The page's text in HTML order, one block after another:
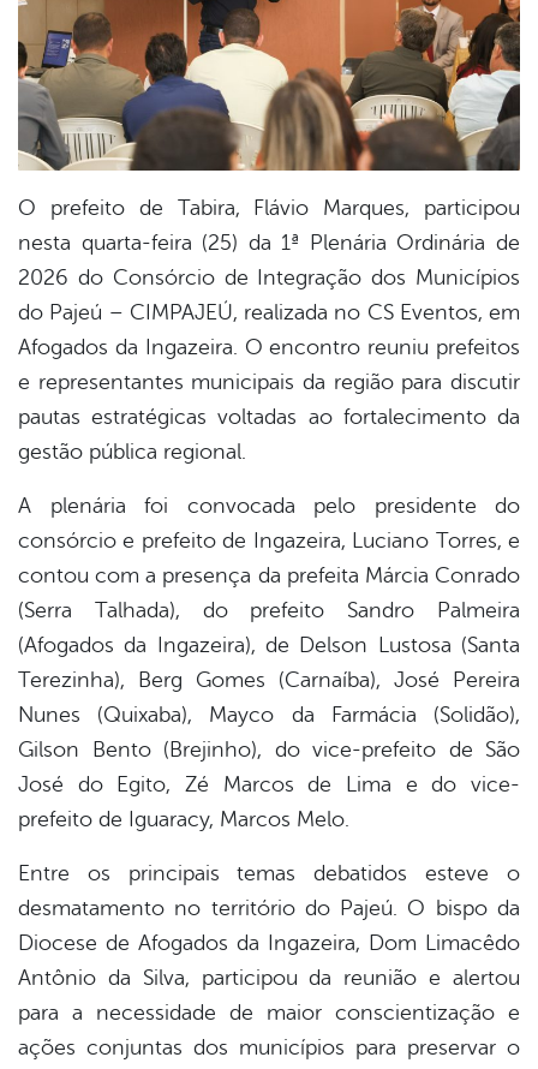
O prefeito de Tabira, Flávio Marques, participou
nesta quarta-feira (25) da 1ª Plenária Ordinária de
2026 do Consórcio de Integração dos Municípios
do Pajeú – CIMPAJEÚ, realizada no CS Eventos, em
Afogados da Ingazeira. O encontro reuniu prefeitos
e representantes municipais da região para discutir
pautas estratégicas voltadas ao fortalecimento da
gestão pública regional.
A plenária foi convocada pelo presidente do
consórcio e prefeito de Ingazeira, Luciano Torres, e
contou com a presença da prefeita Márcia Conrado
(Serra Talhada), do prefeito Sandro Palmeira
(Afogados da Ingazeira), de Delson Lustosa (Santa
Terezinha), Berg Gomes (Carnaíba), José Pereira
Nunes (Quixaba), Mayco da Farmácia (Solidão),
Gilson Bento(Brejinho), do vice-prefeito de São
José do Egito, Zé Marcos de Lima e do vice-
prefeito de Iguaracy, Marcos Melo.
Entre os principais temas debatidos esteve o
desmatamento no território do Pajeú. O bispo da
Diocese de Afogados da Ingazeira, Dom Limacêdo
Antônio da Silva, participou da reunião e alertou
para a necessidade de maior conscientização e
ações conjuntas dos municípios para preservar o